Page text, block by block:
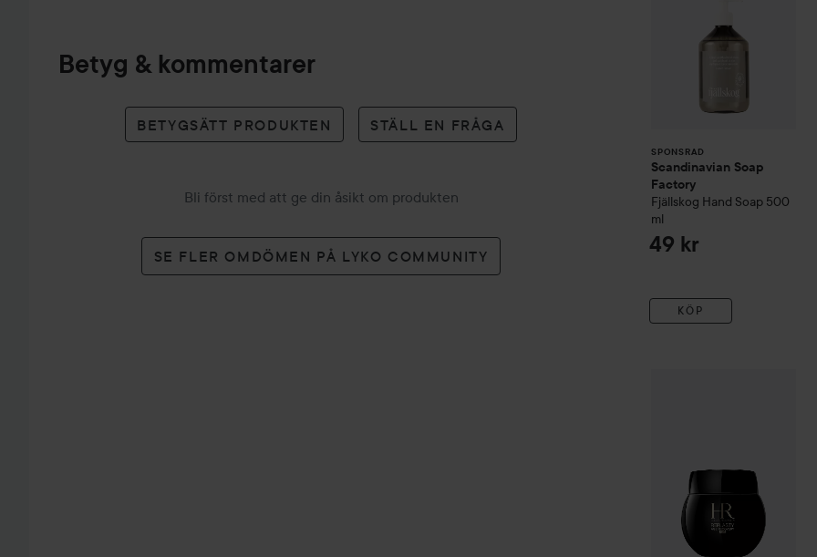
Betyg & kommentarer
BETYGSÄTT PRODUKTEN STÄLL EN FRÅGA
Bli först med att ge din åsikt om produkten
SE FLER OMDÖMEN PÅ LYKO COMMUNITY
SPONSRAD
Scandinavian Soap
Factory
Fjällskog Hand Soap 500
ml
49 kr
KÖP